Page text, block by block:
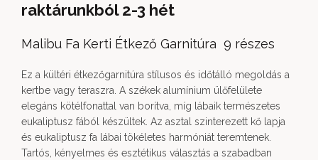
raktárunkból 2-3 hét
Malibu Fa Kerti Étkező Garnitúra 9 részes
Ez a kültéri étkezőgarnitúra stílusos és időtálló megoldás a
kertbe vagy teraszra. A székek alumínium ülőfelülete
elegáns kötélfonattal van borítva, míg lábaik természetes
eukaliptusz fából készültek. Az asztal szinterezett kő lapja
és eukaliptusz fa lábai tökéletes harmóniát teremtenek.
Tartós, kényelmes és esztétikus választás a szabadban